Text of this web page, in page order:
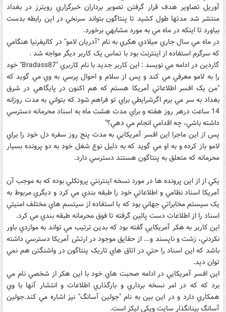
آوريل تصاوير هدف قرار گرفتن تصوير برداران خبرگزاري رويترز در بغداد
منتشر شد مدتها طول کشيد تا پنتاگون بتواند سرنخي در اين رابطه بدست
بياورد تا اينکه در ماه مي به مورد مشابهي برخورد.
در ماه مي سال جاري ميلادي هکري به نام "آدريان لامو" در کاليفرنيا هنگامي
که سرگرم استفاده از اينترنت بود با تماس يک کاربر ديگر مواجه شد .
گاردين در ادامه مي نويسد : اين کاربر جديد با نام کاربري "Bradass87" خود
را به لامو معرفي مي کند و پس از سلام و احوال پرسي به وي مي گويد که
"من يک افسر اطلاعاتي آمريکا هستم که هم اکنون در پايگاهي در شرق
بغداد به سر مي برم اگرشرايطي براي تو فراهم شود که بتواني به مدت روزانه
14 ساعت درهر روز هفته و براي مدت هشت ماه به اسناد محرمانه دسترسي
داشته باشي، چه اقدامي انجام مي دهي؟"
پس از اين ماجرا اين افسر آمريکايي به مدت پنج روز سفره دل خود را براي
لامو باز کرده و به او مي گويد که به دليل نوع شغل خود به دو پرونده بسيار
محرمانه که متعلق به پنتاگون هستند دسترسي دارد.
يکي از از اين پرونده ها در مورد نسخه اينترنتي پروتکلي بوده که به موجب آن
آمريکا اسناد نظامي و اطلاعاتي خود را طبقه بندي مي کرد و ديگري مربوط به
يک سيستم مخابراتي جهاني بود که با استفاده از سيتسم هاي مختلف امنيتي
اسناد را از اطلاعات دست پائين گرفته تا فوق محرمانه طبقه بندي مي کرد.
اين کاربر به هکر آمريکايي گفته بود که بدين ترتيب مي تواند به مواردي باور
نکردني، زشت و ناپسند و... از حقايق موجود در ارتش آمريکا دسترسي داشته
باشد که اين اسناد را حتي در اتاق هاي تاريک پنتاگون در واشنگتن هم نمي
توان ديد.
اين افسر آمريکايي در ادامه صحبت هاي خود با اين هکر از شخصي نام مي
برد که که در امر نسخه برداري و بارگذاري اطلاعات و انتشار آنها با وي
همکاري دارد و در اين بين به نام "جولين آسانگ" نيز اشاره مي کند.جولين
آسانگ بينانگذار سايت ويکي ليکز است.